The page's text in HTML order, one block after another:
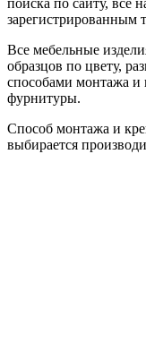
зарегистрированным
Все мебельные
образцов по цвету,
способами монтажа
фурнитуры.
Способ монтажа и
выбирается